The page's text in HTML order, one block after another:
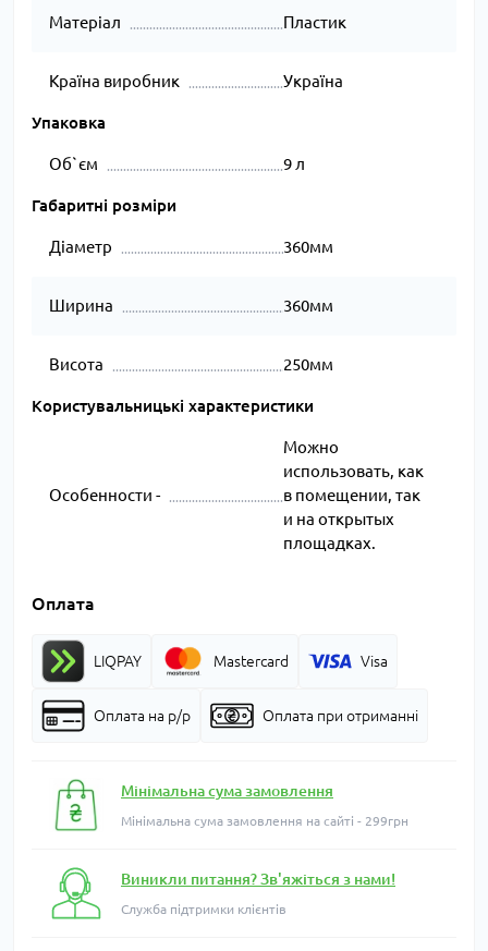
Матеріал Пластик
Країна виробник Україна
Упаковка
Об`єм 9 л
Габаритні розміри
Діаметр 360мм
Ширина 360мм
Висота 250мм
Користувальницькі характеристики
Особенности -
Можно
использовать, как
в помещении, так
и на открытых
площадках.
Оплата
LIQPAY Mastercard Visa
Оплата на р/р Оплата при отриманні
Мінімальна сума замовлення
Мінімальна сума замовлення на сайті - 299грн
Виникли питання? Зв'яжіться з нами!
Служба підтримки клієнтів